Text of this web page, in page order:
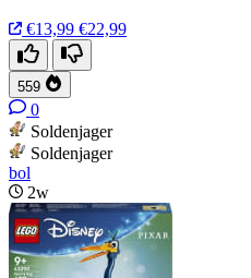
€13,99 €22,99
559
0
Soldenjager
Soldenjager
bol
2w